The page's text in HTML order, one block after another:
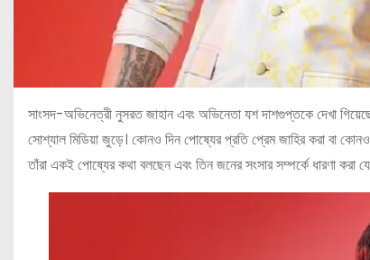
সাংসদ-অভিনেত্রী নুসরত জাহান এবং অভিনেতা যশ দাশগুপ্তকে দেখা
সোশ্যাল মিডিয়া জুড়ে। কোনও দিন পোষ্যের প্রতি প্রেম জাহির করা বা
তাঁরা একই পোষ্যের কথা বলছেন এবং তিন জনের সংসার সম্পর্কে ধারণা করা